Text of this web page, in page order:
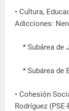
• Cultura,
Adicciones:
* Subárea de
* Subárea de
• Cohesión
Rodríguez (PSE-